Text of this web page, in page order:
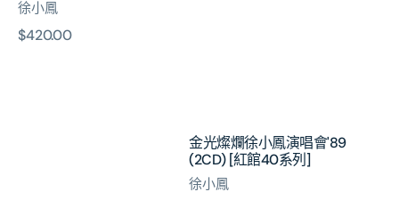
徐小鳳
原
$420.00
金光燦爛徐小鳳演唱會'89
(2CD) [紅館40系列]
徐小鳳